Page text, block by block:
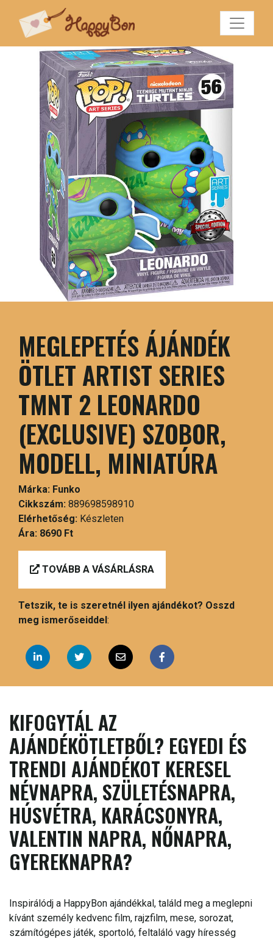
MEGLEPETÉS ÁJÁNDÉK
ÖTLET ARTIST SERIES
TMNT 2 LEONARDO
(EXCLUSIVE) SZOBOR,
MODELL, MINIATÚRA
Márka: Funko
Cikkszám: 889698598910
Elérhetőség: Készleten
Ára: 8690 Ft
TOVÁBB A VÁSÁRLÁSRA
Tetszik, te is szeretnél ilyen ajándékot? Osszd
meg ismerőseiddel:
KIFOGYTÁL AZ
AJÁNDÉKÖTLETBŐL? EGYEDI ÉS
TRENDI AJÁNDÉKOT KERESEL
NÉVNAPRA, SZÜLETÉSNAPRA,
HÚSVÉTRA, KARÁCSONYRA,
VALENTIN NAPRA, NŐNAPRA,
GYEREKNAPRA?
Inspirálódj a HappyBon ajándékkal, találd meg a meglepni
kívánt személy kedvenc film, rajzfilm, mese, sorozat,
számítógépes játék, sportoló, feltaláló vagy híresség